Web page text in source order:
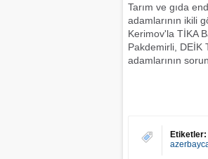
Tarım ve gıda
adamlarının ikili
Kerimov'la TİKA
Pakdemirli, DEİK
adamlarının
Etiketler: